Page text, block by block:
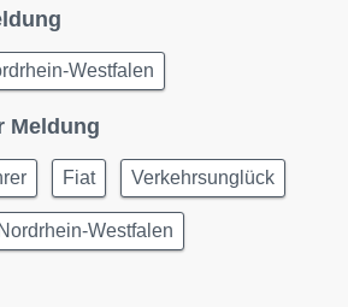
Westfalen
Meldung
Fiat Verkehrsunglück
Westfalen